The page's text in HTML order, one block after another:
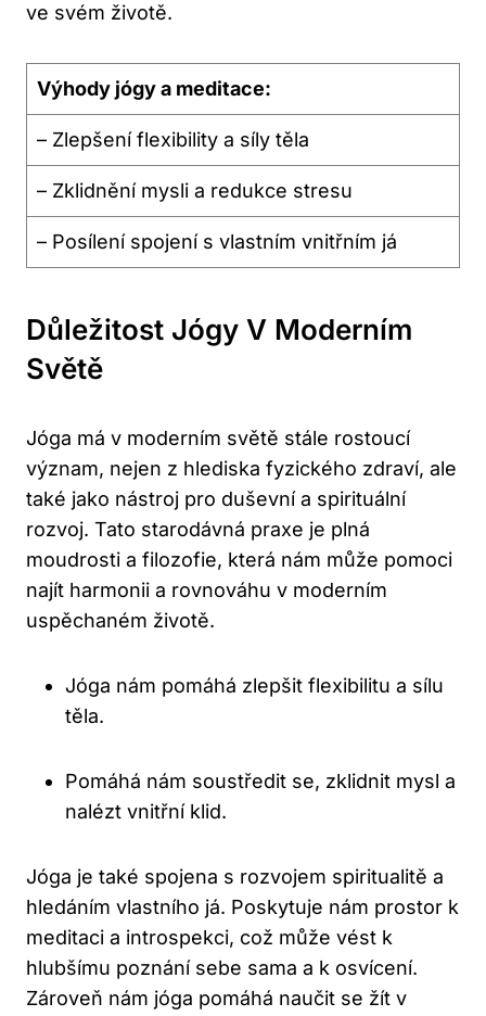
ve svém životě.
Výhody jógy a meditace:
– Zlepšení flexibility a síly těla
– Zklidnění mysli a redukce stresu
– Posílení spojení s vlastním vnitřním já
Důležitost Jógy V Moderním
Světě
Jóga má v moderním světě stále rostoucí
význam, nejen z hlediska fyzického zdraví, ale
také jako nástroj pro duševní a spirituální
rozvoj. Tato starodávná praxe je plná
moudrosti a filozofie, která nám může pomoci
najít harmonii a rovnováhu v moderním
uspěchaném životě.
Jóga nám pomáhá zlepšit flexibilitu a sílu
těla.
Pomáhá nám soustředit se, zklidnit mysl a
nalézt vnitřní klid.
Jóga je také spojena s rozvojem spiritualitě a
hledáním vlastního já. Poskytuje nám prostor k
meditaci a introspekci, což může vést k
hlubšímu poznání sebe sama a k osvícení.
Zároveň nám jóga pomáhá naučit se žít v